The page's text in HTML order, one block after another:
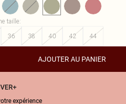
taille:
36 38 40 42 44
AJOUTER AU PANIER
expérience